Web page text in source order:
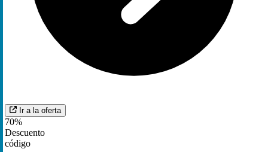
Ir a la oferta
70%
Descuento
código